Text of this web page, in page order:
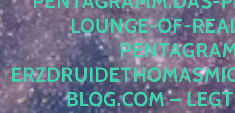
OUNGE-OF-
LOG.COM –